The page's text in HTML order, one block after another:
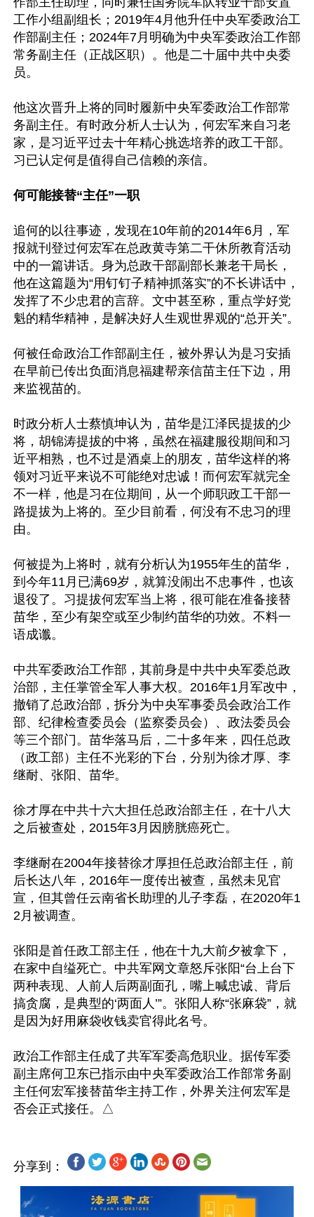
工作小组副组长；2019年4月他升任中央军委政治工
作部副主任；2024年7月明确为中央军委政治工作部
常务副主任（正战区职）。他是二十届中共中央委
员。
他这次晋升上将的同时履新中央军委政治工作部常
务副主任。有时政分析人士认为，何宏军来自习老
家，是习近平过去十年精心挑选培养的政工干部。
习已认定何是值得自己信赖的亲信。
何可能接替“主任”一职
追何的以往事迹，发现在10年前的2014年6月，军
报就刊登过何宏军在总政黄寺第二干休所教育活动
中的一篇讲话。身为总政干部副部长兼老干局长，
他在这篇题为“用钉钉子精神抓落实”的不长讲话中，
发挥了不少忠君的言辞。文中甚至称，重点学好党
魁的精华精神，是解决好人生观世界观的“总开关”。
何被任命政治工作部副主任，被外界认为是习安插
在早前已传出负面消息福建帮亲信苗主任下边，用
来监视苗的。
时政分析人士蔡慎坤认为，苗华是江泽民提拔的少
将，胡锦涛提拔的中将，虽然在福建服役期间和习
近平相熟，也不过是酒桌上的朋友，苗华这样的将
领对习近平来说不可能绝对忠诚！而何宏军就完全
不一样，他是习在位期间，从一个师职政工干部一
路提拔为上将的。至少目前看，何没有不忠习的理
由。
何被提为上将时，就有分析认为1955年生的苗华，
到今年11月已满69岁，就算没闹出不忠事件，也该
退役了。习提拔何宏军当上将，很可能在准备接替
苗华，至少有架空或至少制约苗华的功效。不料一
语成谶。
中共军委政治工作部，其前身是中共中央军委总政
治部，主任掌管全军人事大权。2016年1月军改中，
撤销了总政治部，拆分为中央军事委员会政治工作
部、纪律检查委员会（监察委员会）、政法委员会
等三个部门。苗华落马后，二十多年来，四任总政
（政工部）主任不光彩的下台，分别为徐才厚、李
继耐、张阳、苗华。
徐才厚在中共十六大担任总政治部主任，在十八大
之后被查处，2015年3月因膀胱癌死亡。
李继耐在2004年接替徐才厚担任总政治部主任，前
后长达八年，2016年一度传出被查，虽然未见官
宣，但其曾任云南省长助理的儿子李磊，在2020年1
2月被调查。
张阳是首任政工部主任，他在十九大前夕被拿下，
在家中自缢死亡。中共军网文章怒斥张阳“台上台下
两种表现、人前人后两副面孔，嘴上喊忠诚、背后
搞贪腐，是典型的‘两面人’”。张阳人称“张麻袋”，就
是因为好用麻袋收钱卖官得此名号。
政治工作部主任成了共军军委高危职业。据传军委
副主席何卫东已指示由中央军委政治工作部常务副
主任何宏军接替苗华主持工作，外界关注何宏军是
分享到：